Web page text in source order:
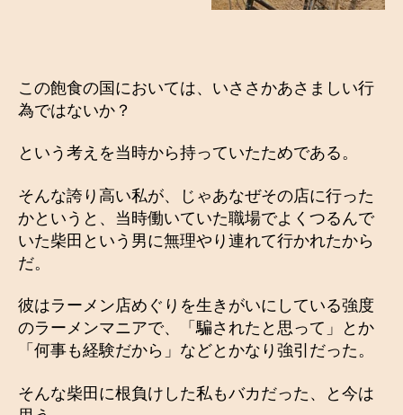
この飽食の国においては、いささかあさましい行
為ではないか？
という考えを当時から持っていたためである。
そんな誇り高い私が、じゃあなぜその店に行った
かというと、当時働いていた職場でよくつるんで
いた柴田という男に無理やり連れて行かれたから
だ。
彼はラーメン店めぐりを生きがいにしている強度
のラーメンマニアで、「騙されたと思って」とか
「何事も経験だから」などとかなり強引だった。
そんな柴田に根負けした私もバカだった、と今は